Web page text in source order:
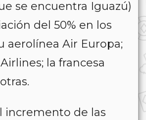
se encuentra Iguazú)
del 50% en los
aerolínea Air Europa;
la francesa
incremento de las